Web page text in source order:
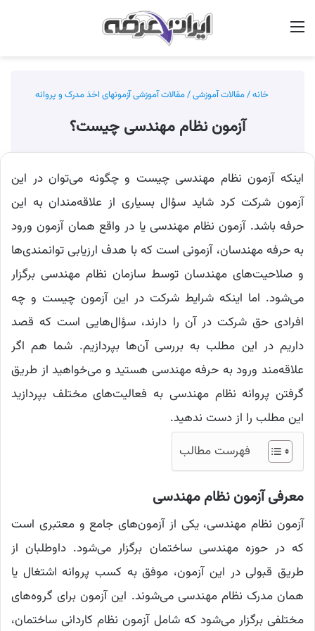
خانه/مقالات آموزشی/مقالات آموزشی آزمونهای اخذ مدرک و پروانه
آزمون نظام مهندسی چیست؟
اینکه آزمون نظام مهندسی چیست و چگونه می‌توان در این
آزمون شرکت کرد شاید سؤال بسیاری از علاقه‌مندان به این
حرفه باشد. آزمون نظام مهندسی یا در واقع همان آزمون ورود
به حرفه مهندسان، آزمونی است که با هدف ارزیابی توانمندی‌ها
و صلاحیت‌های مهندسان توسط سازمان نظام مهندسی برگزار
می‌شود. اما اینکه شرایط شرکت در این آزمون چیست و چه
افرادی حق شرکت در آن را دارند، سؤال‌هایی است که قصد
داریم در این مطلب به بررسی آن‌ها بپردازیم. شما هم اگر
علاقه‌مند ورود به حرفه مهندسی هستید و می‌خواهید از طریق
گرفتن پروانه نظام مهندسی به فعالیت‌های مختلف بپردازید
این مطلب را از دست ندهید.
فهرست مطالب
معرفی آزمون نظام مهندسی
آزمون نظام مهندسی، یکی از آزمون‌های جامع و معتبری است
که در حوزه مهندسی ساختمان برگزار می‌شود. داوطلبان از
طریق قبولی در این آزمون، موفق به کسب پروانه اشتغال یا
همان مدرک نظام مهندسی می‌شوند. این آزمون برای گروه‌های
مختلفی برگزار می‌شود که شامل آزمون نظام کاردانی ساختمان،